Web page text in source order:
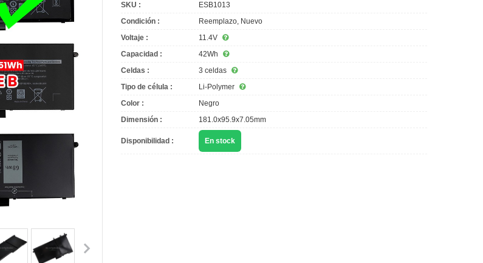
SKU :
ESB1013
Condición :
Reemplazo, Nuevo
Voltaje :
11.4V
Capacidad :
42Wh
Celdas :
3 celdas
Tipo de célula :
Li-Polymer
Color :
Negro
Dimensión :
181.0x95.9x7.05mm
Disponibilidad : En stock